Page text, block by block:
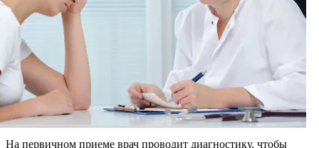
На первичном приеме врач проводит диагностику, чтобы